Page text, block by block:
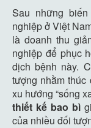
Sau những
nghiệp ở Việt
là doanh thu
nghiệp để phục
dịch bệnh này.
tượng nhằm
xu hướng “sống
thiết kế bao bì
của nhiều đối